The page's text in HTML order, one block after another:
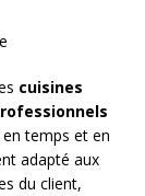
cuisines
temps et en
adapté aux
du client,